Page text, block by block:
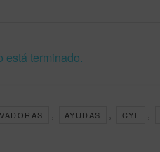
está terminado.
, AYUDAS , CYL ,